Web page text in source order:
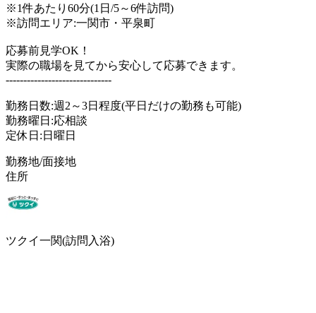
※1件あたり60分(1日/5～6件訪問)
※訪問エリア:一関市・平泉町
応募前見学OK！
実際の職場を見てから安心して応募できます。
------------------------------
勤務日数:週2～3日程度(平日だけの勤務も可能)
勤務曜日:応相談
定休日:日曜日
勤務地/面接地
住所
ツクイ一関(訪問入浴)